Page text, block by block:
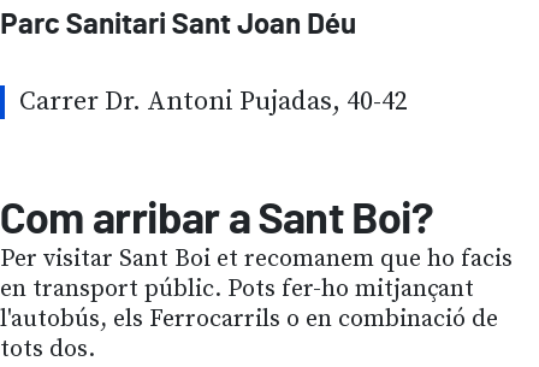
Parc Sanitari Sant Joan Déu
Carrer Dr. Antoni Pujadas, 40-42
Com arribar a Sant Boi?
Per visitar Sant Boi et recomanem que ho facis
en transport públic. Pots fer-ho mitjançant
l'autobús, els Ferrocarrils o en combinació de
tots dos.